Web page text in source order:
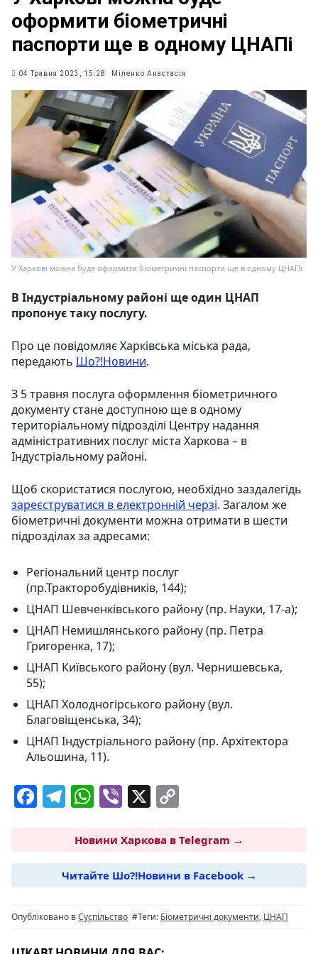
оформити біометричні
паспорти ще в одному ЦНАПі
04 Травня 2023, 15:28 Міленко Анастасія
У Харкові можна буде оформити біометричні паспорти ще в одному ЦНАПі
В Індустріальному районі ще один ЦНАП
пропонує таку послугу.
Про це повідомляє Харківська міська рада,
передають Шо?!Новини.
З 5 травня послуга оформлення біометричного
документу стане доступною ще в одному
територіальному підрозділі Центру надання
адміністративних послуг міста Харкова – в
Індустріальному районі.
Щоб скористатися послугою, необхідно заздалегідь
зареєструватися в електронній черзі. Загалом же
біометричні документи можна отримати в шести
підрозділах за адресами:
Регіональний центр послуг
(пр.Тракторобудівників, 144);
ЦНАП Шевченківського району (пр. Науки, 17-а);
ЦНАП Немишлянського району (пр. Петра
Григоренка, 17);
ЦНАП Київського району (вул. Чернишевська,
55);
ЦНАП Холодногірського району (вул.
Благовіщенська, 34);
ЦНАП Індустріального району (пр. Архітектора
Альошина, 11).
F
e
b
o
T
e
g
ra
m
W
at
s
A
p
Vi
er
X
p
y
Li
n
k
Новини Харкова в Telegram →
Читайте Шо?!Новини в Facebook →
Опубліковано вСуспільство #Теги: Біометричні документи, ЦНАП